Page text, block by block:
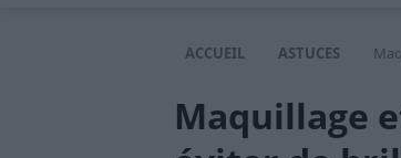
ACCUEIL ASTUCES
Maquillage